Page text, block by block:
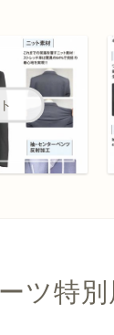
ツ特別